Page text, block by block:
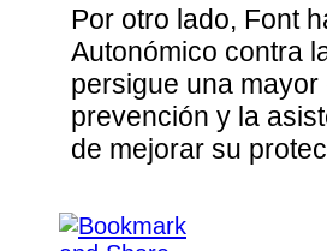
Por otro lado, Font
Autonómico contra
persigue una
prevención y la
de mejorar su